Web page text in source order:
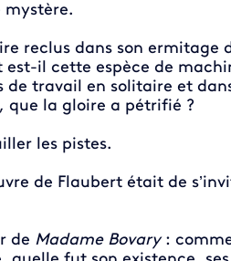
mystère.
reclus dans son ermitage
il cette espèce de
de travail en solitaire et
que la gloire a pétrifié ?
les pistes.
de Flaubert était de
de Madame Bovary: